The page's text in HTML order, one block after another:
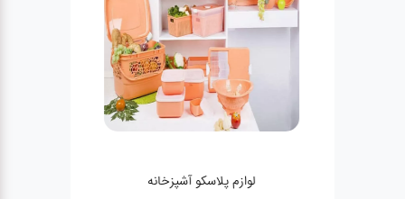
لوازم پلاسکو آشپزخانه